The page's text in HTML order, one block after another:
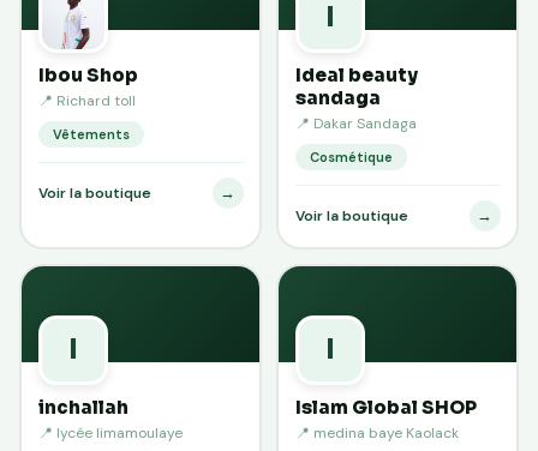
Ibou Shop
📍 Richard toll
Vêtements
Voir la boutique →
Ideal beauty
sandaga
📍 Dakar Sandaga
Cosmétique
Voir la boutique →
inchallah
📍 lycée limamoulaye
Islam Global SHOP
📍 medina baye Kaolack